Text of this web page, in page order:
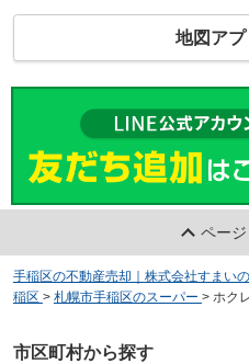
地図アプ
ペー
手稲区の不動産売却｜株式会社すまい
稲区 > 札幌市手稲区のスーパー > ホク
市区町村から探す